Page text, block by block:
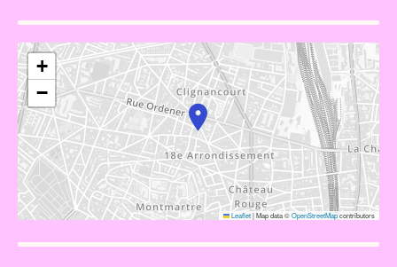
+
−
Leaflet|Map data ©OpenStreetMapcontributors